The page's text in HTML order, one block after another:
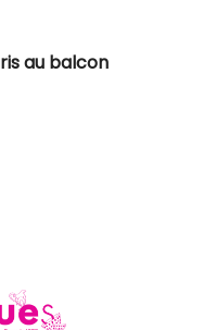
au balcon